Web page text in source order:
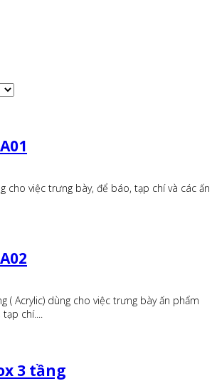
cho việc trưng bày, để báo, tạp chí và các ấn
( Acrylic) dùng cho việc trưng bày ấn phẩm
chí....
3 tầng